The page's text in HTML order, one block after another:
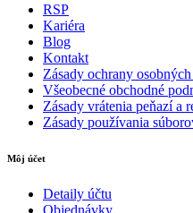
RSP
Kariéra
Blog
Kontakt
Zásady ochrany
Všeobecné obchodné
Zásady vrátenia peňazí a
Zásady používania
Môj účet
Detaily účtu
Objednávky